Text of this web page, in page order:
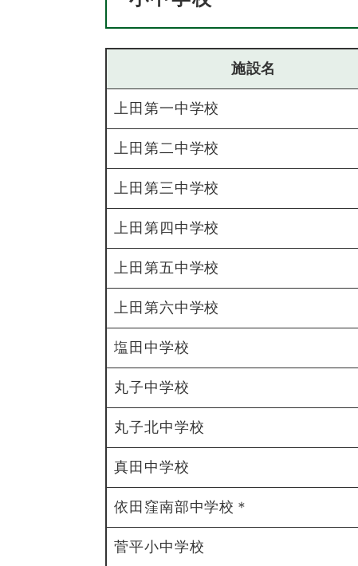
施設名
上田第一中学校
上田第二中学校
上田第三中学校
上田第四中学校
上田第五中学校
上田第六中学校
塩田中学校
丸子中学校
丸子北中学校
真田中学校
依田窪南部中学校＊
菅平小中学校